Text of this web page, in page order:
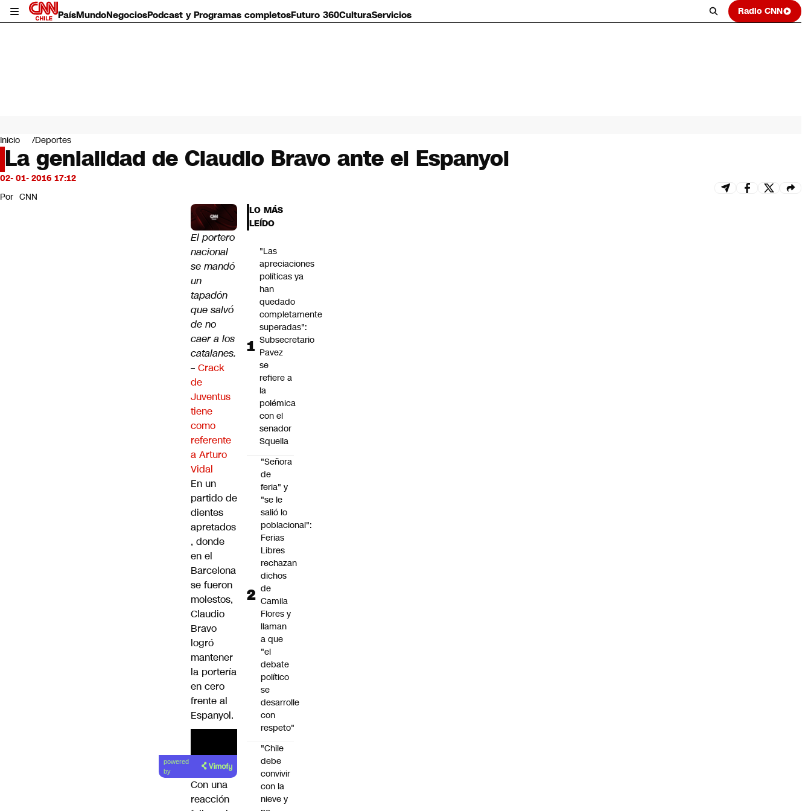
PaísMundoNegociosPodcast y Programas completosFuturo 360CulturaServicios Radio CNN
Mundo
Negocios
Deportes
Programas completos
Servicios
Inicio Deportes
La genialidad de Claudio Bravo ante el Espanyol
02- 01- 2016 17:12
Por CNN
El portero
nacional
se mandó
un
tapadón
que salvó
de no
caer a los
catalanes.
– Crack
de
Juventus
tiene
como
referente
a Arturo
Vidal
En un
partido de
dientes
apretados
, donde
en el
Barcelona
se fueron
molestos,
Claudio
Bravo
logró
mantener
la portería
en cero
frente al
Espanyol.
powered
by
Con una
reacción
LO MÁS
LEÍDO
"Las
apreciaciones
políticas ya
han
quedado
completamente
superadas":
Subsecretario
Pavez
se
refiere a
la
polémica
con el
senador
Squella
"Señora
de
feria" y
"se le
salió lo
poblacional":
Ferias
Libres
rechazan
dichos
de
Camila
Flores y
llaman
a que
"el
debate
político
se
desarrolle
con
respeto"
"Chile
debe
convivir
con la
nieve y